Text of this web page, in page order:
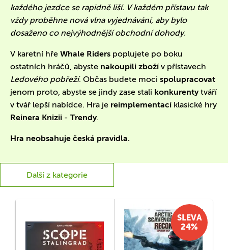
každého jezdce se rapidně liší. V každém přístavu tak
vždy proběhne nová vlna vyjednávání, aby bylo
dosaženo co nejvýhodnější obchodní dohody.
V karetní hře Whale Riders poplujete po boku
ostatních hráčů, abyste nakoupili zbožív přístavech
Ledového pobřeží. Občas budete moci spolupracovat
jenom proto, abyste se jindy zase stali konkurentytváří
v tvář lepší nabídce. Hra je reimplementacíklasické hry
Reinera Knizii - Trendy.
Hra neobsahuje česká pravidla.
Další z kategorie
SLEVA
24%